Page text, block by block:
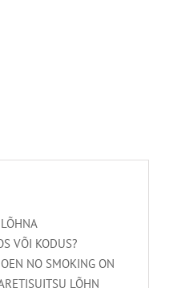
VÕI KODUS?
NO SMOKING ON
LÕHN